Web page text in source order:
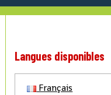
Langues disponibles
Français